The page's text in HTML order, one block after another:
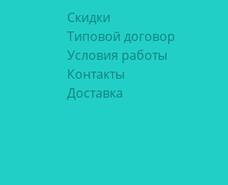
Скидки
Типовой договор
Условия работы
Контакты
Доставка